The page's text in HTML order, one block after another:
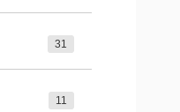
31
11